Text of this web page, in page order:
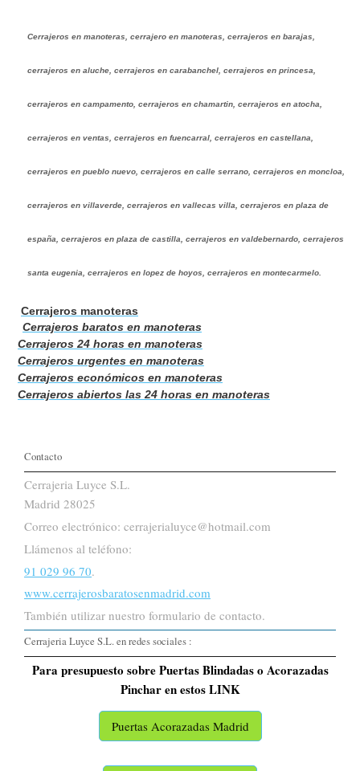
Cerrajeros en manoteras, cerrajero en manoteras, cerrajeros en barajas,
cerrajeros en aluche, cerrajeros en carabanchel, cerrajeros en princesa,
cerrajeros en campamento, cerrajeros en chamartin, cerrajeros en atocha,
cerrajeros en ventas, cerrajeros en fuencarral, cerrajeros en castellana,
cerrajeros en pueblo nuevo, cerrajeros en calle serrano, cerrajeros en moncloa,
cerrajeros en villaverde, cerrajeros en vallecas villa, cerrajeros en plaza de
españa, cerrajeros en plaza de castilla, cerrajeros en valdebernardo, cerrajeros
santa eugenia, cerrajeros en lopez de hoyos, cerrajeros en montecarmelo.
Cerrajeros manoteras
Cerrajeros baratos en manoteras
Cerrajeros 24 horas en manoteras
Cerrajeros urgentes en manoteras
Cerrajeros económicos en manoteras
Cerrajeros abiertos las 24 horas en manoteras
Contacto
Cerrajeria Luyce S.L.
Madrid 28025
Correo electrónico: cerrajerialuyce@hotmail.com
Llámenos al teléfono:
91 029 96 70.
www.cerrajerosbaratosenmadrid.com
También utilizar nuestro formulario de contacto.
Cerrajeria Luyce S.L. en redes sociales :
Para presupuesto sobre Puertas Blindadas o Acorazadas
Pinchar en estos LINK
Puertas Acorazadas Madrid